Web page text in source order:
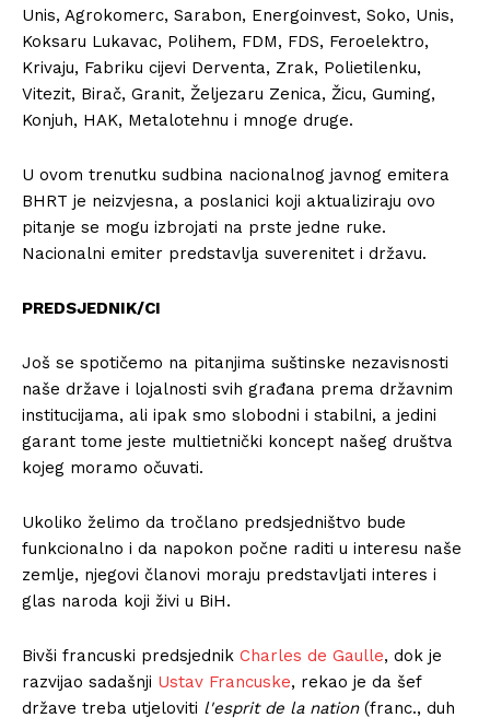
Unis, Agrokomerc, Sarabon, Energoinvest, Soko, Unis,
Koksaru Lukavac, Polihem, FDM, FDS, Feroelektro,
Krivaju, Fabriku cijevi Derventa, Zrak, Polietilenku,
Vitezit, Birač, Granit, Željezaru Zenica, Žicu, Guming,
Konjuh, HAK, Metalotehnu i mnoge druge.
U ovom trenutku sudbina nacionalnog javnog emitera
BHRT je neizvjesna, a poslanici koji aktualiziraju ovo
pitanje se mogu izbrojati na prste jedne ruke.
Nacionalni emiter predstavlja suverenitet i državu.
PREDSJEDNIK/CI
Još se spotičemo na pitanjima suštinske nezavisnosti
naše države i lojalnosti svih građana prema državnim
institucijama, ali ipak smo slobodni i stabilni, a jedini
garant tome jeste multietnički koncept našeg društva
kojeg moramo očuvati.
Ukoliko želimo da tročlano predsjedništvo bude
funkcionalno i da napokon počne raditi u interesu naše
zemlje, njegovi članovi moraju predstavljati interes i
glas naroda koji živi u BiH.
Bivši francuski predsjednik Charles de Gaulle, dok je
razvijao sadašnji Ustav Francuske, rekao je da šef
države treba utjeloviti l'esprit de la nation(franc., duh